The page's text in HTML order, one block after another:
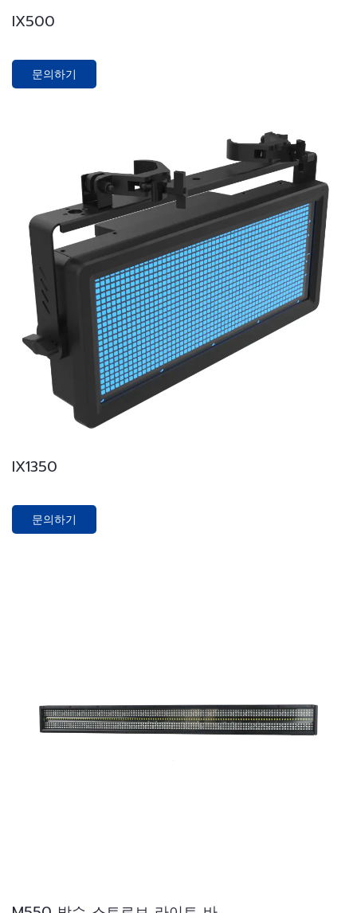
IX500
문의하기
IX1350
문의하기